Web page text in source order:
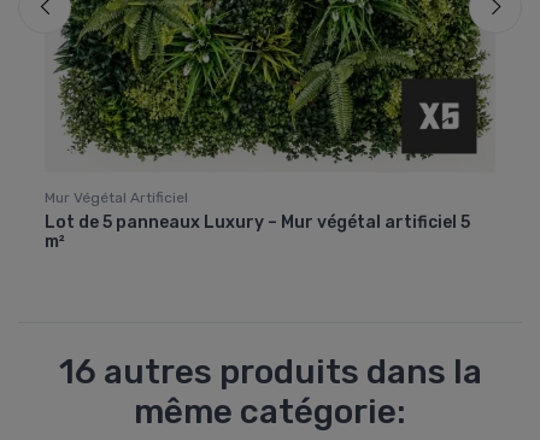
Mur Végétal Artificiel
Lot de 5 panneaux Luxury – Mur végétal artificiel 5
m²
16 autres produits dans la
même catégorie: